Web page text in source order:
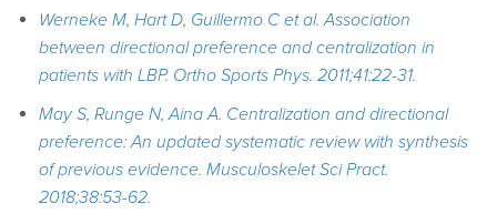
Werneke M, Hart D, Guillermo C et al. Association
between directional preference and centralization in
patients with LBP. Ortho Sports Phys. 2011;41:22-31.
May S, Runge N, Aina A. Centralization and directional
preference: An updated systematic review with synthesis
of previous evidence. Musculoskelet Sci Pract.
2018;38:53-62.